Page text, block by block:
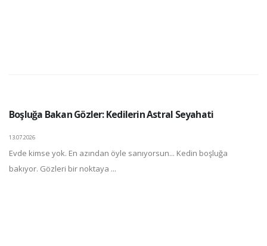
Boşluğa Bakan Gözler: Kedilerin Astral Seyahati
13.07.2026
Evde kimse yok. En azından öyle sanıyorsun... Kedin boşluğa
bakıyor. Gözleri bir noktaya ...